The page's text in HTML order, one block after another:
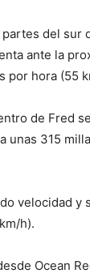
partes del
ante la
por hora (55
de Fred
unas 315
velocidad
h).
Ocean